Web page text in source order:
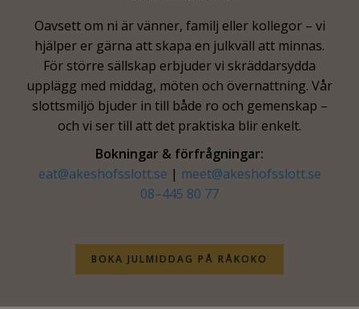
Oavsett om ni är vänner, familj eller kollegor – vi
hjälper er gärna att skapa en julkväll att minnas.
För större sällskap erbjuder vi skräddarsydda
upplägg med middag, möten och övernattning. Vår
slottsmiljö bjuder in till både ro och gemenskap –
och vi ser till att det praktiska blir enkelt.
Bokningar & förfrågningar:
eat@akeshofsslott.se | meet@akeshofsslott.se
08–445 80 77
BOKA JULMIDDAG PÅ RÅKOKO